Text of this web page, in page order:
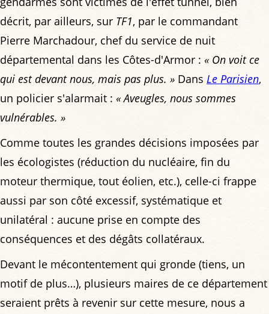
décrit, par ailleurs, sur TF1, par le commandant
Pierre Marchadour, chef du service de nuit
départemental dans les Côtes-d'Armor : « On voit ce
qui est devant nous, mais pas plus. » Dans Le Parisien,
un policier s'alarmait : « Aveugles, nous sommes
vulnérables. »
Comme toutes les grandes décisions imposées par
les écologistes (réduction du nucléaire, fin du
moteur thermique, tout éolien, etc.), celle-ci frappe
aussi par son côté excessif, systématique et
unilatéral : aucune prise en compte des
conséquences et des dégâts collatéraux.
Devant le mécontentement qui gronde (tiens, un
motif de plus…), plusieurs maires de ce département
seraient prêts à revenir sur cette mesure, nous a